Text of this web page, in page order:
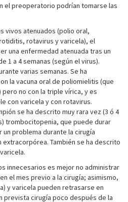
el preoperatorio podrían tomarse las
vivos atenuados (polio oral,
rotavirus y varicela), el
una enfermedad atenuada tras un
1 a 4 semanas (según el virus).
varias semanas. Se ha
la vacuna oral de poliomielitis (que
pero no con la triple vírica, y es
con varicela y con rotavirus.
se ha descrito muy rara vez (3 ó 4
trombocitopenia, que puede durar
problema durante la cirugía
extracorpórea. También se ha descrito
innecesarios es mejor no administrar
el mes previo a la cirugía; asimismo,
y varicela pueden retrasarse en
prevista cirugía poco después de la